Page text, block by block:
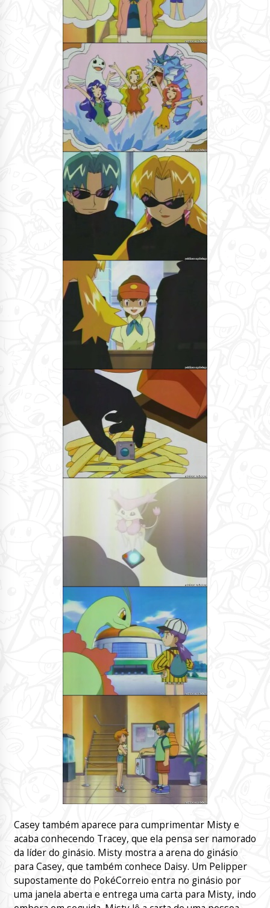
Casey também aparece para cumprimentar Misty e
acaba conhecendo Tracey, que ela pensa ser namorado
da líder do ginásio. Misty mostra a arena do ginásio
para Casey, que também conhece Daisy. Um Pelipper
supostamente do PokéCorreio entra no ginásio por
uma janela aberta e entrega uma carta para Misty, indo